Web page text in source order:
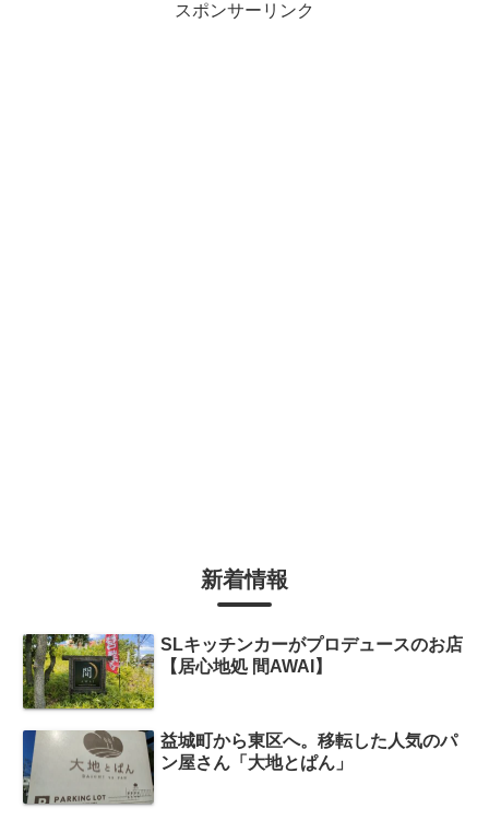
スポンサーリンク
新着情報
SLキッチンカーがプロデュースのお店
【居心地処 間AWAI】
益城町から東区へ。移転した人気のパ
ン屋さん「大地とぱん」